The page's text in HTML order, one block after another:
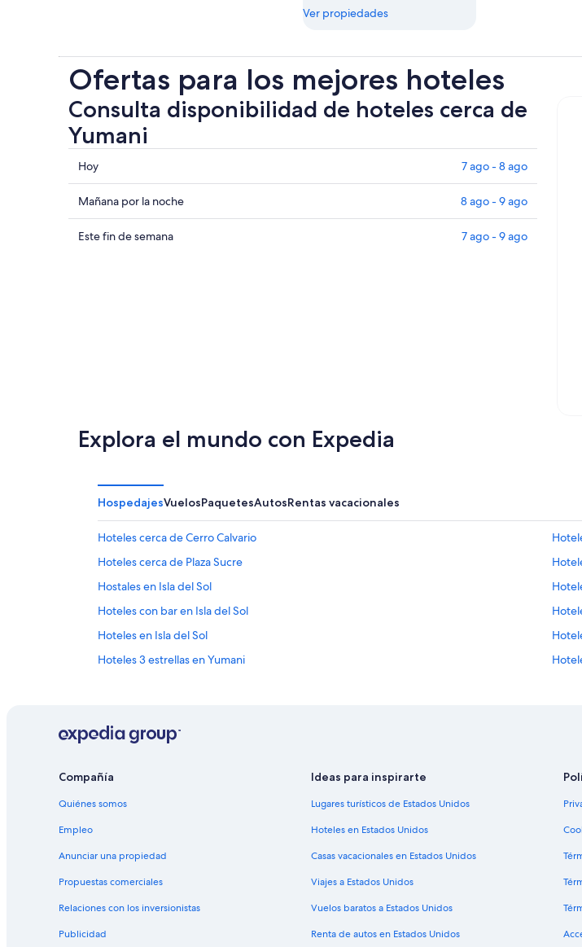
Ver propiedades
Ofertas para los mejores hoteles
Consulta disponibilidad de hoteles cerca de
Yumani
Consultar
los
precios
cerca
de
Hoy 7 ago - 8 ago
Consultar
precios
cerca
ago
Mañana por la noche 8 ago - 9 ago
Consultar
-
Este fin de semana 7 ago - 9 ago
Explora el mundo con Expedia
HospedajesVuelosPaquetesAutosRentas vacacionales
Hoteles cerca de Cerro Calvario
Hoteles cerca de Plaza Sucre
Hostales en Isla del Sol
Hoteles con bar en Isla del Sol
Hoteles en Isla del Sol
Hoteles 3 estrellas en Yumani
Lodges en Tiquina
Hoteles 5 estrellas en Sorata
Hoteles con estacionamiento en Sorata
Hoteles 1 estrella en Copacabana
Hoteles 3 estrellas en Copacabana
Hostales en Copacabana
Hoteles de lujo en Copacabana
Compañía
Quiénes somos
Empleo
Anunciar una propiedad
Propuestas comerciales
Relaciones con los inversionistas
Publicidad
Ideas para inspirarte
Lugares turísticos de Estados Unidos
Hoteles en Estados Unidos
Casas vacacionales en Estados Unidos
Viajes a Estados Unidos
Vuelos baratos a Estados Unidos
Renta de autos en Estados Unidos